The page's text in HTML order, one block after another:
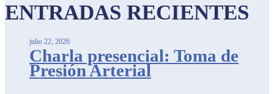
ENTRADAS RECIENTES
Charla presencial: Toma de
Presión Arterial
julio 22, 2026